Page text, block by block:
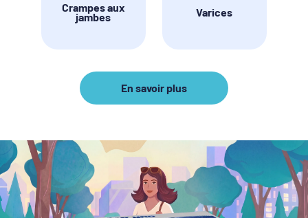
Crampes aux
jambes Varices
En savoir plus
En